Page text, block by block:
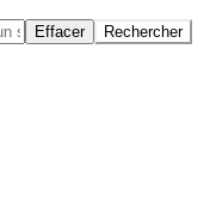
Effacer Rechercher